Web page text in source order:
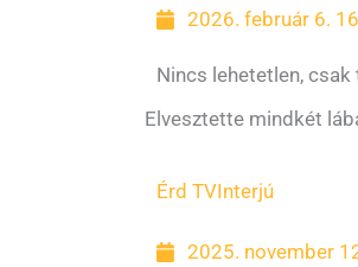
2026. február 6.
Nincs lehetetlen,
Elvesztette mindkét
Érd TVInterjú
2025. november